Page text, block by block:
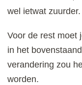
wel ietwat zuurder.
Voor de rest moet
in het
verandering zou
worden.